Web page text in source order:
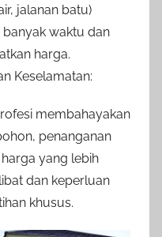
jalanan batu)
waktu dan
harga.
Keselamatan:
membahayakan
penanganan
yang lebih
dan keperluan
khusus.